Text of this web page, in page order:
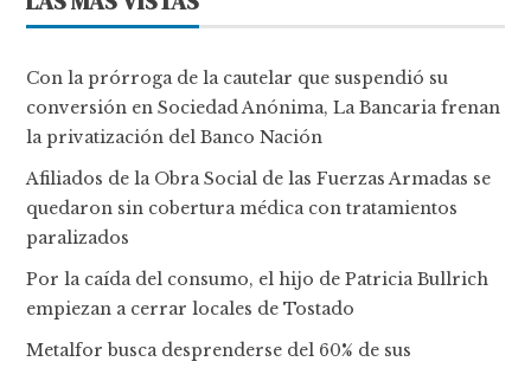
Con la prórroga de la cautelar que suspendió su
conversión en Sociedad Anónima, La Bancaria frenan
la privatización del Banco Nación
Afiliados de la Obra Social de las Fuerzas Armadas se
quedaron sin cobertura médica con tratamientos
paralizados
Por la caída del consumo, el hijo de Patricia Bullrich
empiezan a cerrar locales de Tostado
Metalfor busca desprenderse del 60% de sus